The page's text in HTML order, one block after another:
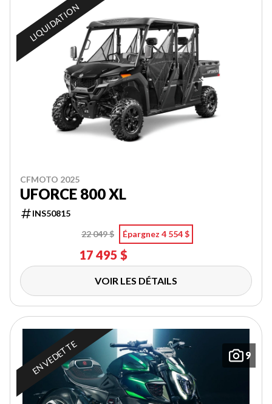
LIQUIDATION
CFMOTO 2025
UFORCE 800 XL
INS50815
22 049 $
Épargnez 4 554 $
17 495 $
VOIR LES DÉTAILS
9
EN VEDETTE